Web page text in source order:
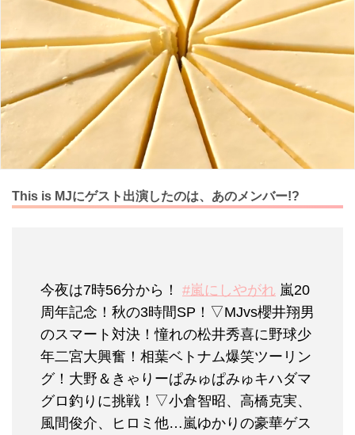
This is MJにゲスト出演したのは、あのメンバー!?
今夜は7時56分から！ #嵐にしやがれ 嵐20
周年記念！秋の3時間SP！▽MJvs櫻井翔男
のスマート対決！憧れの松井秀喜に野球少
年二宮大興奮！相葉ベトナム爆笑ツーリン
グ！大野＆きゃりーぱみゅぱみゅキハダマ
グロ釣りに挑戦！▽小倉智昭、高橋克実、
風間俊介、ヒロミ他…嵐ゆかりの豪華ゲス